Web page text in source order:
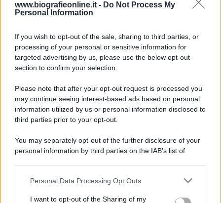
www.biografieonline.it - Do Not Process My
Personal Information
If you wish to opt-out of the sale, sharing to third parties, or
processing of your personal or sensitive information for
targeted advertising by us, please use the below opt-out
section to confirm your selection.
Please note that after your opt-out request is processed you
may continue seeing interest-based ads based on personal
information utilized by us or personal information disclosed to
third parties prior to your opt-out.
You may separately opt-out of the further disclosure of your
personal information by third parties on the IAB’s list of
This information may also be disclosed by us to third parties
Personal Data Processing Opt Outs
I want to opt-out of the Sharing of my
8 agosto 1956
70 ANNI FA
Nella miniera di carbone di Marcinelle, in Belgio,
avviene un disastro nel quale perdono la vita
italiani.
LEGGI L'ARTICOLO
Il disastro di Marcinelle